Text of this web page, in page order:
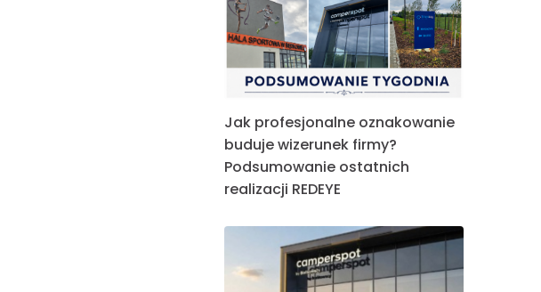
Jak profesjonalne oznakowanie
buduje wizerunek firmy?
Podsumowanie ostatnich
realizacji REDEYE